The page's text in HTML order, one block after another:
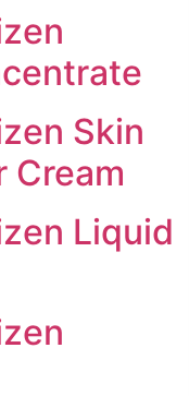
Skin
Cream
Liquid